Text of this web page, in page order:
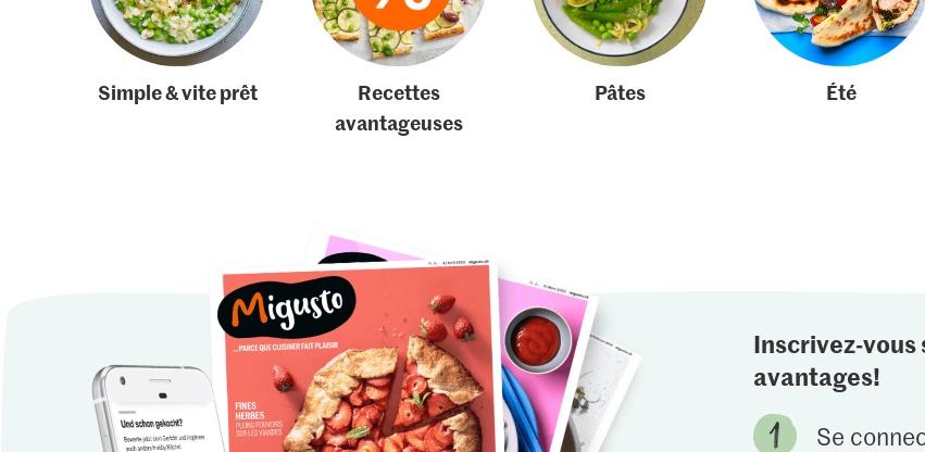
Simple & vite prêt
Recettes
avantageuses
Pâtes Été
Inscrivez-
avantages!
Se